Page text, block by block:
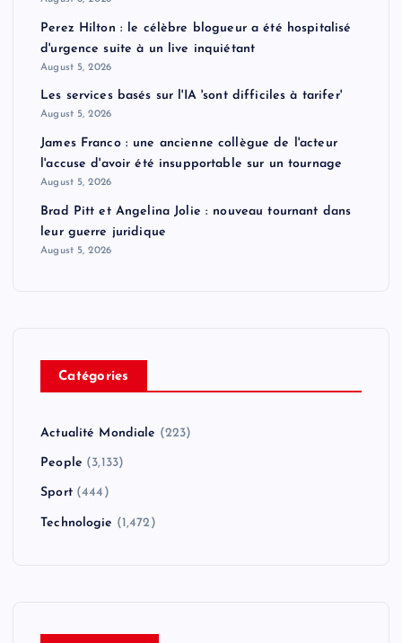
Perez Hilton : le célèbre blogueur a été hospitalisé
d'urgence suite à un live inquiétant
August 5, 2026
Les services basés sur l'IA 'sont difficiles à tarifer'
August 5, 2026
James Franco : une ancienne collègue de l'acteur
l'accuse d'avoir été insupportable sur un tournage
August 5, 2026
Brad Pitt et Angelina Jolie : nouveau tournant dans
leur guerre juridique
August 5, 2026
Catégories
Actualité Mondiale (223)
People (3,133)
Sport(444)
Technologie (1,472)